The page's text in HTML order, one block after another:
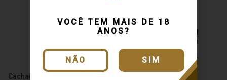
VOCÊ TEM MAIS DE 18
ANOS?
NÃO SIM
Cachaça Princesa Isabel
Cachaça Princesa Isabel
Aquarela Jequitibá Rosa
700ml